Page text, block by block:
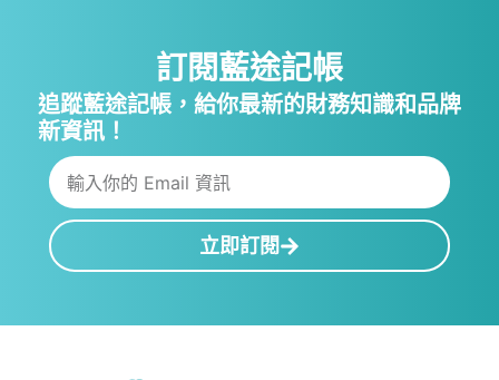
訂閱藍途記帳
追蹤藍途記帳，給你最新的財務知識和品牌
新資訊！
立即訂閱